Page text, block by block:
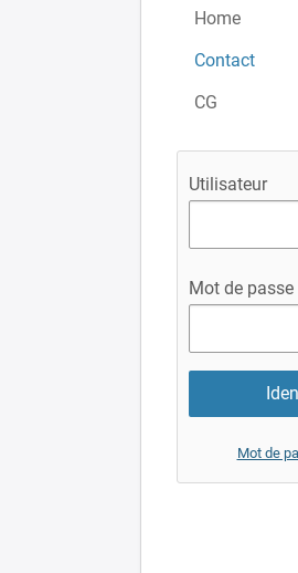
Home
Contact
CG
Utilisateur
Mot de passe
Mot de